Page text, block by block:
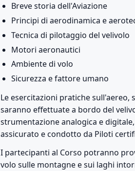
Breve storia dell'Aviazione
Principi di aerodinamica e
Tecnica di pilotaggio del velivolo
Motori aeronautici
Ambiente di volo
Sicurezza e fattore umano
Le esercitazioni pratiche
saranno effettuate a bordo del
strumentazione analogica e
assicurato e condotto da Piloti
I partecipanti al Corso potranno
volo sulle montagne e sui laghi